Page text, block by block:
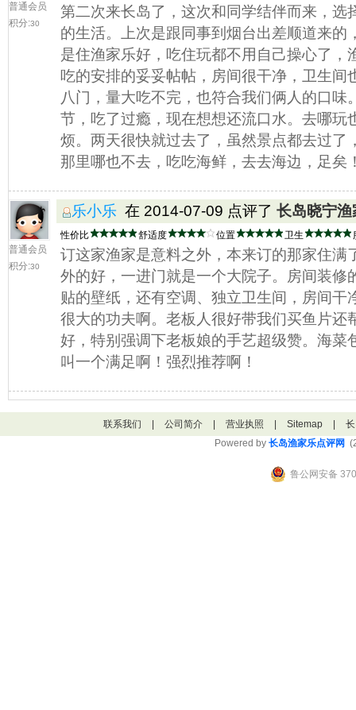
普通会员
积分:30
第二次来长岛了，这次和同学结伴而来，选
的生活。上次是跟同事到烟台出差顺道来的
是住渔家乐好，吃住玩都不用自己操心了，
吃的安排的妥妥帖帖，房间很干净，卫生间
八门，量大吃不完，也符合我们俩人的口味
节，吃了过瘾，现在想想还流口水。去哪玩
烦。两天很快就过去了，虽然景点都去过了
那里哪也不去，吃吃海鲜，去去海边，足矣
普通会员
积分:30
乐小乐 在 2014-07-09 点评了 长岛晓宁渔
性价比 舒适度 位置 卫生
订这家渔家是意料之外，本来订的那家住满
外的好，一进门就是一个大院子。房间装修
贴的壁纸，还有空调、独立卫生间，房间干
很大的功夫啊。老板人很好带我们买鱼片还
好，特别强调下老板娘的手艺超级赞。海菜
叫一个满足啊！强烈推荐啊！
联系我们 公司简介 营业执照 Sitemap
Powered by 长岛渔家乐点评网
鲁公网安备